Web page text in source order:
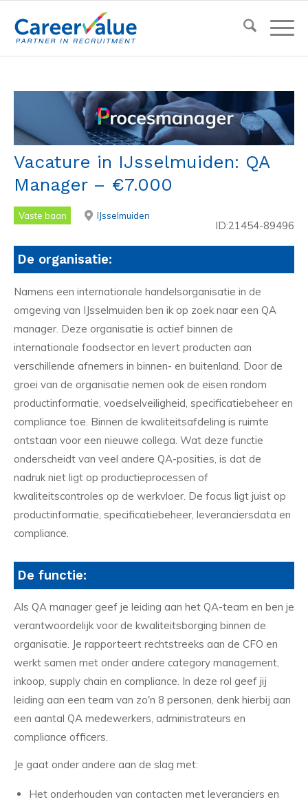
Vacature in IJsselmuiden: QA
Manager – €7.000
Vaste baan IJsselmuiden
ID:21454-89496
De organisatie:
Namens een internationale handelsorganisatie in de
omgeving van IJsselmuiden ben ik op zoek naar een QA
manager. Deze organisatie is actief binnen de
internationale foodsector en levert producten aan
verschillende afnemers in binnen- en buitenland. Door de
groei van de organisatie nemen ook de eisen rondom
productinformatie, voedselveiligheid, specificatiebeheer en
compliance toe. Binnen de kwaliteitsafdeling is ruimte
ontstaan voor een nieuwe collega. Wat deze functie
onderscheidt van veel andere QA-posities, is dat de
nadruk niet ligt op productieprocessen of
kwaliteitscontroles op de werkvloer. De focus ligt juist op
productinformatie, specificatiebeheer, leveranciersdata en
compliance.
De functie:
Als QA manager geef je leiding aan het QA-team en ben je
verantwoordelijk voor de kwaliteitsborging binnen de
organisatie. Je rapporteert rechtstreeks aan de CFO en
werkt samen met onder andere category management,
inkoop, supply chain en compliance. In deze rol geef jij
leiding aan een team van zo'n 8 personen, denk hierbij aan
een aantal QA medewerkers, administrateurs en
compliance officers.
Je gaat onder andere aan de slag met:
Het onderhouden van contacten met leveranciers en